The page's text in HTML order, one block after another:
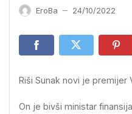
EroBa — 24/10/2022
Riši Sunak novi je premijer
On je bivši ministar